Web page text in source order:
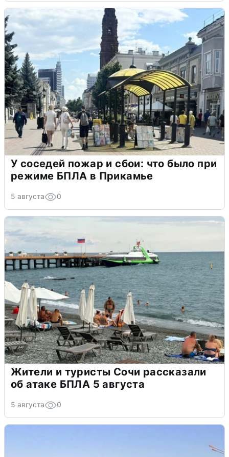
У соседей пожар и сбои: что было при
режиме БПЛА в Прикамье
5 августа 0
Жители и туристы Сочи рассказали
об атаке БПЛА 5 августа
5 августа 0